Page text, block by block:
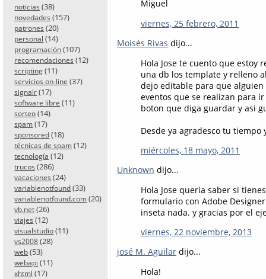
noticias (38)
novedades (157)
patrones (20)
personal (14)
programación (107)
recomendaciones (12)
scripting (11)
servicios on-line (37)
signalr (17)
software libre (11)
sorteo (14)
spam (17)
sponsored (18)
técnicas de spam (12)
tecnología (12)
trucos (286)
vacaciones (24)
variablenotfound (33)
variablenotfound.com (20)
vb.net (26)
viajes (12)
visualstudio (11)
vs2008 (28)
web (53)
webapi (11)
xhtml (17)
Miguel
viernes, 25 febrero, 2011
Moisés Rivas dijo...
Hola Jose te cuento que
una db los template y relleno
dejo editable para que
eventos que se realizan para
boton que diga guardar y asi
Desde ya agradesco tu
miércoles, 18 mayo, 2011
Unknown dijo...
Hola Jose queria saber si
formulario con Adobe
inseta nada. y gracias por el
viernes, 22 noviembre, 2013
josé M. Aguilar dijo...
Hola!